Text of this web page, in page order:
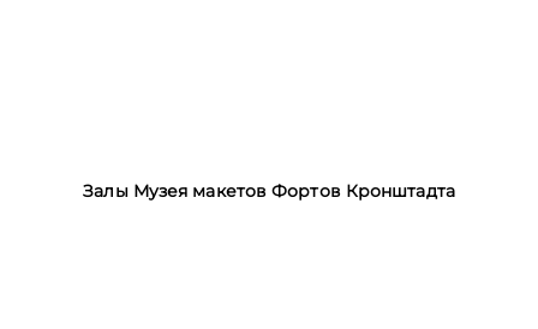
Залы Музея макетов Фортов Кронштадта